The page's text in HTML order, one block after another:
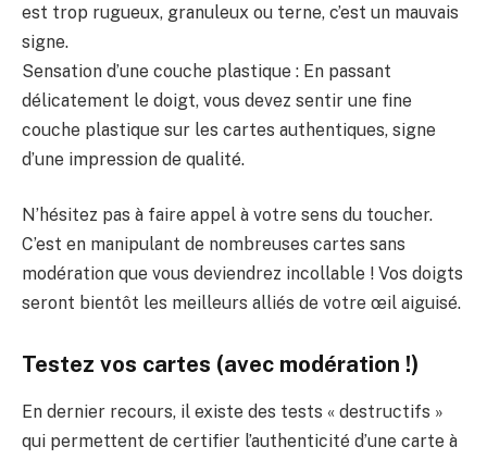
est trop rugueux, granuleux ou terne, c’est un mauvais
signe.
Sensation d’une couche plastique : En passant
délicatement le doigt, vous devez sentir une fine
couche plastique sur les cartes authentiques, signe
d’une impression de qualité.
N’hésitez pas à faire appel à votre sens du toucher.
C’est en manipulant de nombreuses cartes sans
modération que vous deviendrez incollable ! Vos doigts
seront bientôt les meilleurs alliés de votre œil aiguisé.
Testez vos cartes (avec modération !)
En dernier recours, il existe des tests « destructifs »
qui permettent de certifier l’authenticité d’une carte à